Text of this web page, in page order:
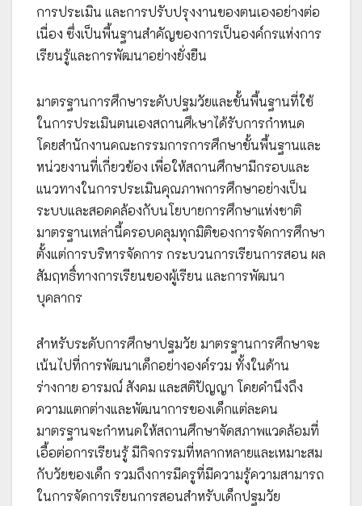
การประเมิน และการปรับปรุงงานของตนเองอย่างต่อ
เนื่อง ซึ่งเป็นพื้นฐานสำคัญของการเป็นองค์กรแห่งการ
เรียนรู้และการพัฒนาอย่างยั่งยืน
มาตรฐานการศึกษาระดับปฐมวัยและขั้นพื้นฐานที่ใช้
ในการประเมินตนเองสถานศึkษาได้รับการกำหนด
โดยสำนักงานคณะกรรมการการศึกษาขั้นพื้นฐานและ
หน่วยงานที่เกี่ยวข้อง เพื่อให้สถานศึกษามีกรอบและ
แนวทางในการประเมินคุณภาพการศึกษาอย่างเป็น
ระบบและสอดคล้องกับนโยบายการศึกษาแห่งชาติ
มาตรฐานเหล่านี้ครอบคลุมทุกมิติของการจัดการศึกษา
ตั้งแต่การบริหารจัดการ กระบวนการเรียนการสอน ผล
สัมฤทธิ์ทางการเรียนของผู้เรียน และการพัฒนา
บุคลากร
สำหรับระดับการศึกษาปฐมวัย มาตรฐานการศึกษาจะ
เน้นไปที่การพัฒนาเด็กอย่างองค์รวม ทั้งในด้าน
ร่างกาย อารมณ์ สังคม และสติปัญญา โดยคำนึงถึง
ความแตกต่างและพัฒนาการของเด็กแต่ละคน
มาตรฐานจะกำหนดให้สถานศึกษาจัดสภาพแวดล้อมที่
เอื้อต่อการเรียนรู้ มีกิจกรรมที่หลากหลายและเหมาะสม
กับวัยของเด็ก รวมถึงการมีครูที่มีความรู้ความสามารถ
ในการจัดการเรียนการสอนสำหรับเด็กปฐมวัย